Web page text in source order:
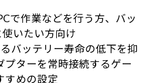
で作業などを行う方、バッ
いたい方向け
バッテリー寿命の低下を抑
プターを常時接続するゲー
すめの設定